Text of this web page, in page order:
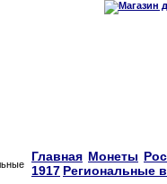
Главная Монеты
1917 Региональные